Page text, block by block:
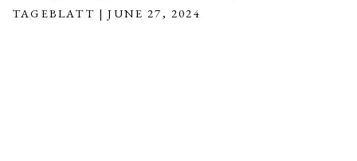
TAGEBLATT | JUNE 27, 2024